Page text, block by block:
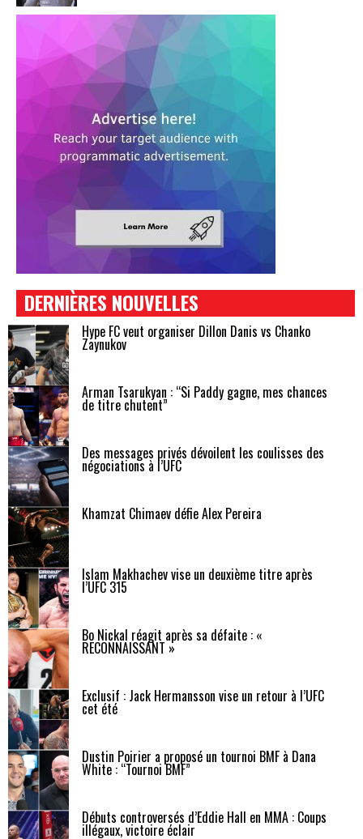
DERNIÈRES NOUVELLES
Hype FC veut organiser Dillon Danis vs Chanko
Zaynukov
Arman Tsarukyan : “Si Paddy gagne, mes chances
de titre chutent”
Des messages privés dévoilent les coulisses des
négociations à l’UFC
Khamzat Chimaev défie Alex Pereira
Islam Makhachev vise un deuxième titre après
l’UFC 315
Bo Nickal réagit après sa défaite : «
RECONNAISSANT »
Exclusif : Jack Hermansson vise un retour à l’UFC
cet été
Dustin Poirier a proposé un tournoi BMF à Dana
White : “Tournoi BMF”
Débuts controversés d’Eddie Hall en MMA : Coups
illégaux, victoire éclair